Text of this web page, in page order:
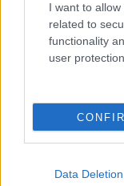
I want to
related to
functionality
user protection.
Data Deletion
ΔΙΑΒΑΣΤΕ